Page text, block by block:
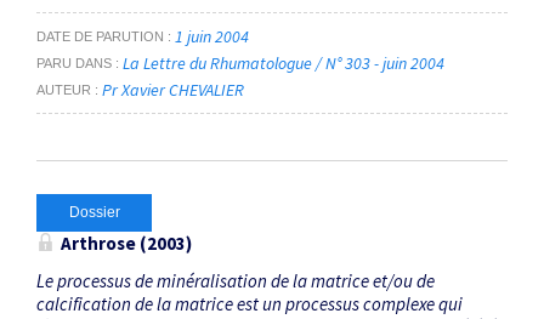
DATE DE PARUTION 1 juin 2004
PARU DANS La Lettre du Rhumatologue / N° 303 - juin 2004
AUTEUR Pr Xavier CHEVALIER
Dossier
Arthrose (2003)
Le processus de minéralisation de la matrice et/ou de
calcification de la matrice est un processus complexe qui